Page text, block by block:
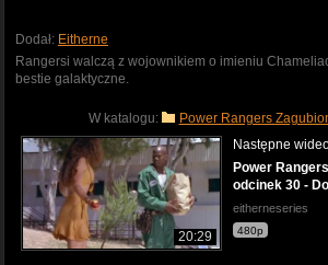
Dodał: Eitherne
Rangersi walczą z wojownikiem o imieniu
bestie galaktyczne.
W katalogu: Power Rangers
20:29
Następne
Power
odcinek 30 -
eitherneseries
480p